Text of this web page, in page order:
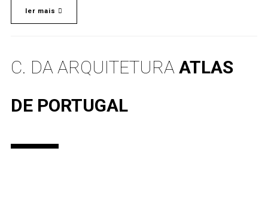
ler mais
C. DA ARQUITETURA ATLAS
DE PORTUGAL